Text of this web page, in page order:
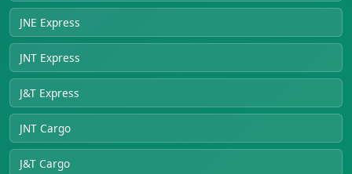
JNE Express
JNT Express
J&T Express
JNT Cargo
J&T Cargo